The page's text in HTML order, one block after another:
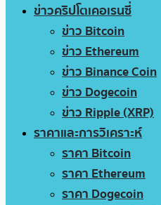
ข่าวคริปโตเคอเรนซี่
ข่าว Bitcoin
ข่าว Ethereum
ข่าว Binance Coin
ข่าว Dogecoin
ข่าว Ripple (XRP)
ราคาและการวิเคราะห์
ราคา Bitcoin
ราคา Ethereum
ราคา Dogecoin